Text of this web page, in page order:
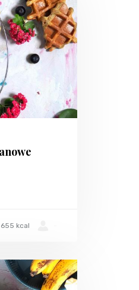
655 kcal